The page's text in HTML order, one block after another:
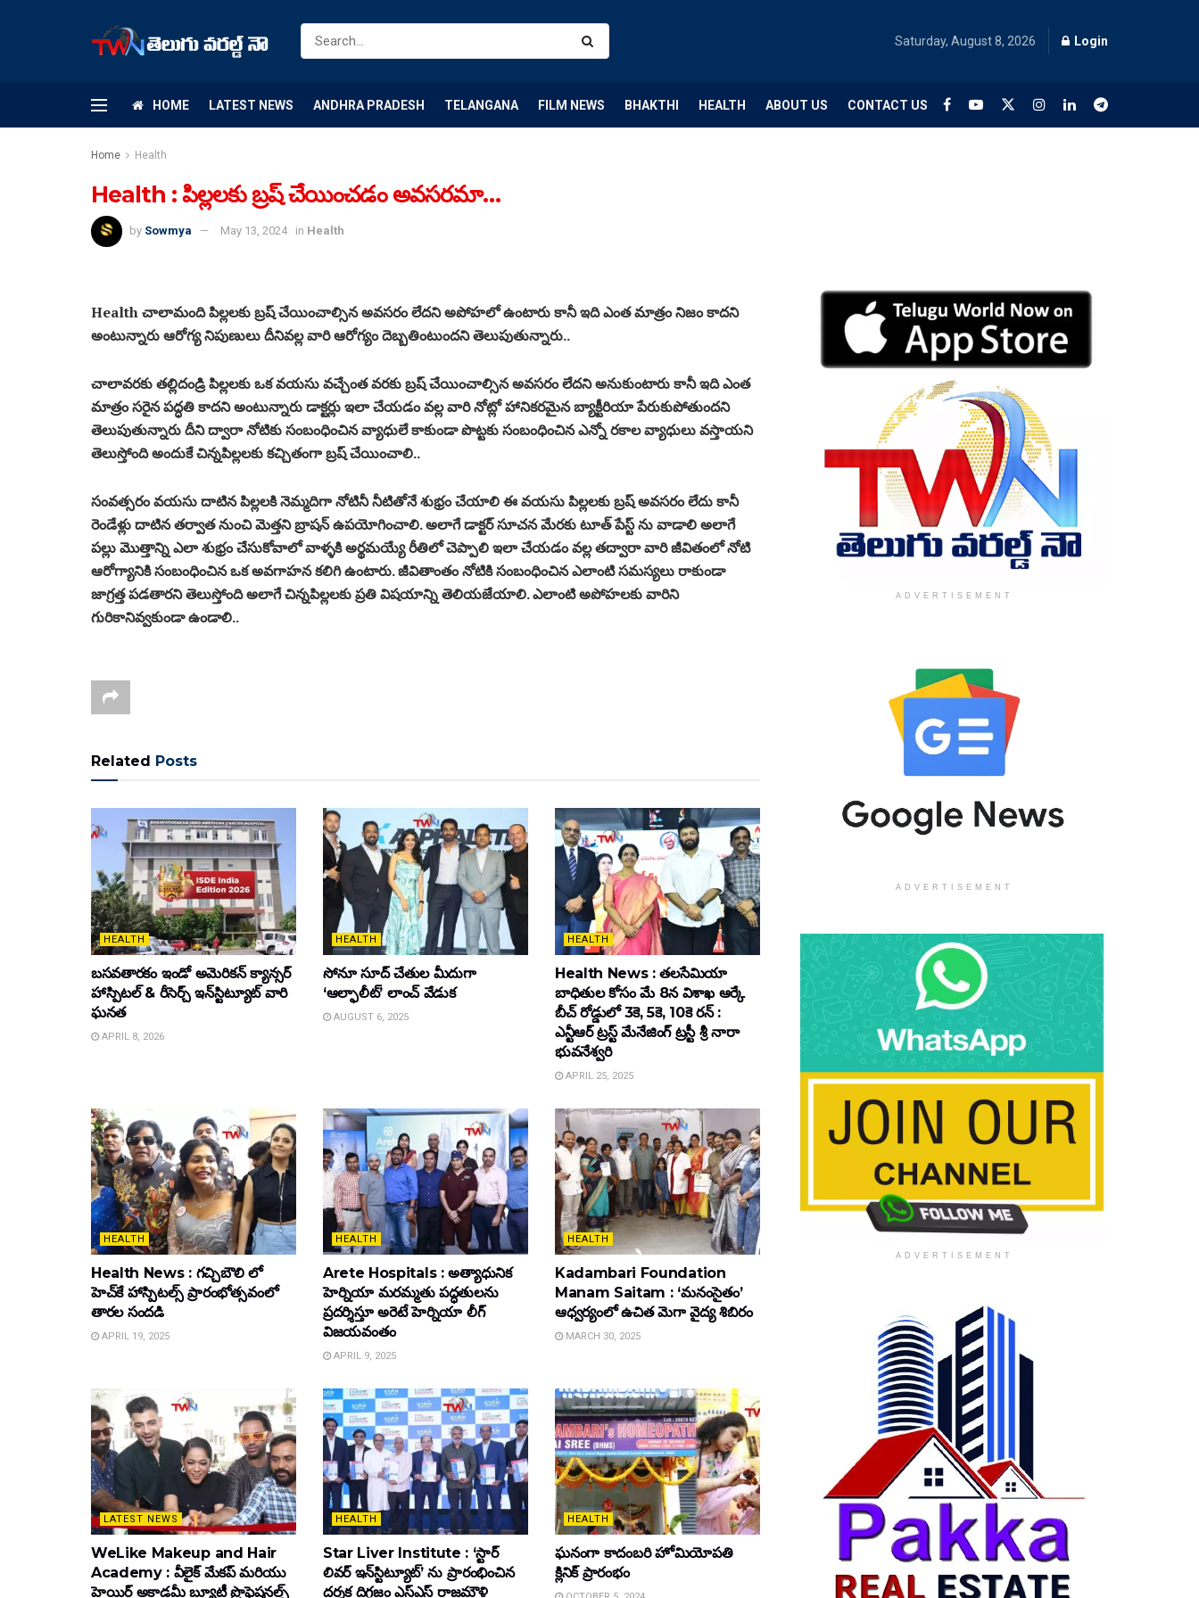
Saturday, August 8, 2026 Login
HOME LATEST NEWS ANDHRA PRADESH TELANGANA FILM NEWS BHAKTHI HEALTH ABOUT US CONTACT US
Home Health
Health : పిల్లలకు బ్రష్ చేయించడం అవసరమా…
by Sowmya May 13, 2024 in Health
Health చాలామంది పిల్లలకు బ్రష్ చేయించాల్సిన అవసరం లేదని అపోహలో ఉంటారు కానీ ఇది ఎంత మాత్రం నిజం కాదని
అంటున్నారు ఆరోగ్య నిపుణులు దీనివల్ల వారి ఆరోగ్యం దెబ్బతింటుందని తెలుపుతున్నారు..
చాలావరకు తల్లిదండ్రి పిల్లలకు ఒక వయసు వచ్చేంత వరకు బ్రష్ చేయించాల్సిన అవసరం లేదని అనుకుంటారు కానీ ఇది ఎంత
మాత్రం సరైన పద్ధతి కాదని అంటున్నారు డాక్టర్లు ఇలా చేయడం వల్ల వారి నోట్లో హానికరమైన బ్యాక్టీరియా పేరుకుపోతుందని
తెలుపుతున్నారు దీని ద్వారా నోటికు సంబంధించిన వ్యాధులే కాకుండా పొట్టకు సంబంధించిన ఎన్నో రకాల వ్యాధులు వస్తాయని
తెలుస్తోంది అందుకే చిన్నపిల్లలకు కచ్చితంగా బ్రష్ చేయించాలి..
సంవత్సరం వయసు దాటిన పిల్లలకి నెమ్మదిగా నోటినీ నీటితోనే శుభ్రం చేయాలి ఈ వయసు పిల్లలకు బ్రష్ అవసరం లేదు కానీ
రెండేళ్లు దాటిన తర్వాత నుంచి మెత్తని బ్రాషన్ ఉపయోగించాలి. అలాగే డాక్టర్ సూచన మేరకు టూత్ పేస్ట్ ను వాడాలి అలాగే
పల్లు మొత్తాన్ని ఎలా శుభ్రం చేసుకోవాలో వాళ్ళకి అర్థమయ్యే రీతిలో చెప్పాలి ఇలా చేయడం వల్ల తద్వారా వారి జీవితంలో నోటి
ఆరోగ్యానికి సంబంధించిన ఒక అవగాహన కలిగి ఉంటారు. జీవితాంతం నోటికి సంబంధించిన ఎలాంటి సమస్యలు రాకుండా
జాగ్రత్త పడతారని తెలుస్తోంది అలాగే చిన్నపిల్లలకు ప్రతి విషయాన్ని తెలియజేయాలి. ఎలాంటి అపోహలకు వారిని
గురికానివ్వకుండా ఉండాలి..
Related Posts
HEALTH
బసవతారకం ఇండో అమెరికన్ క్యాన్సర్
హాస్పిటల్ & రీసెర్చ్ ఇన్‌స్టిట్యూట్ వారి
ఘనత
APRIL 8, 2026
HEALTH
సోనూ సూద్ చేతుల మీదుగా
‘ఆల్ఫాలీట్’ లాంచ్ వేడుక
AUGUST 6, 2025
HEALTH
Health News : తలసేమియా
బాధితుల కోసం మే 8న విశాఖ ఆర్కే
బీచ్‌ రోడ్డులో 3కె, 5కె, 10కె రన్‌ :
ఎన్టీఆర్‌ ట్రస్ట్‌ మేనేజింగ్‌ ట్రస్టీ శ్రీ నారా
భువనేశ్వరి
APRIL 25, 2025
HEALTH
Health News : గచ్చిబౌలి లో
హెచ్‌కే హాస్పిటల్స్ ప్రారంభోత్సవంలో
తారల సందడి
APRIL 19, 2025
HEALTH
Arete Hospitals : అత్యాధునిక
హెర్నియా మరమ్మతు పద్ధతులను
ప్రదర్శిస్తూ అరెటే హెర్నియా లీగ్
విజయవంతం
APRIL 9, 2025
HEALTH
Kadambari Foundation
Manam Saitam : ‘మనంసైతం’
ఆధ్వర్యంలో ఉచిత మెగా వైద్య శిబిరం
MARCH 30, 2025
LATEST NEWS
WeLike Makeup and Hair
Academy : వీలైక్ మేకప్ మరియు
హెయిర్ అకాడమీ బ్యూటీ ప్రొఫెషనల్స్
HEALTH
Star Liver Institute : ‘స్టార్
లివర్ ఇన్‌స్టిట్యూట్’ ను ప్రారంభించిన
ద‌ర్శ‌క దిగ్గ‌జం ఎస్ఎస్ రాజ‌మౌళి
HEALTH
ఘ‌నంగా కాదంబ‌రి హోమియోపతి
క్లినిక్ ప్రారంభం
ADVERTISEMENT
ADVERTISEMENT
ADVERTISEMENT